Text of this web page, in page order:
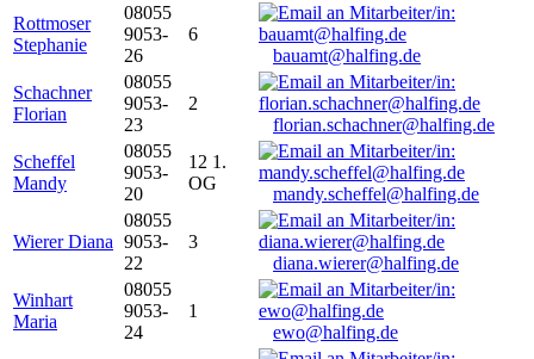
Rottmoser
Stephanie
08055
9053-
26
6
bauamt@halfing.de
Schachner
Florian
08055
9053-
23
2
florian.schachner@halfing.de
Scheffel
Mandy
08055
9053-
20
12 1.
OG
mandy.scheffel@halfing.de
Wierer Diana
08055
9053-
22
3
diana.wierer@halfing.de
Winhart
Maria
08055
9053-
24
1
ewo@halfing.de